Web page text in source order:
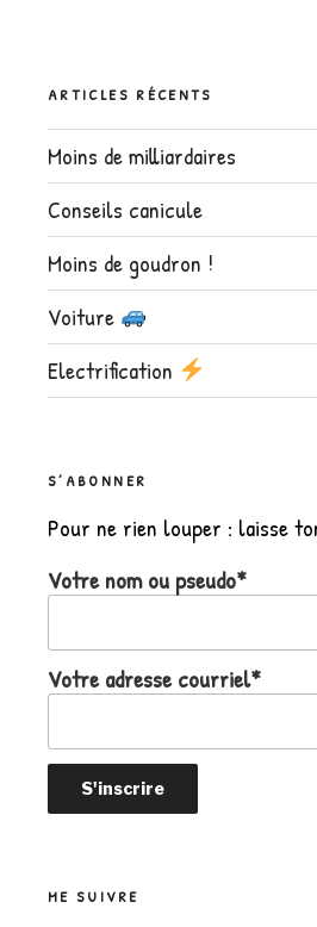
ARTICLES RÉCENTS
Moins de milliardaires
Conseils canicule
Moins de goudron !
Voiture
Electrification
S’ABONNER
Pour ne rien louper : laisse
Votre nom ou pseudo*
Votre adresse courriel*
ME SUIVRE